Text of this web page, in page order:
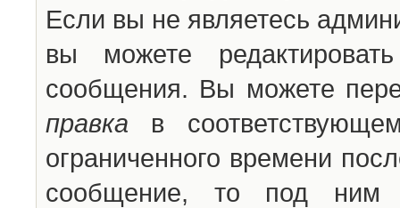
Если вы не являетесь
вы можете
сообщения. Вы можете
правка в
ограниченного времени
сообщение, то под ним